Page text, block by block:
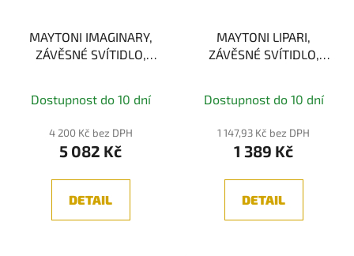
MAYTONI IMAGINARY,
ZÁVĚSNÉ SVÍTIDLO,
Dostupnost do 10 dní
4 200 Kč bez DPH
5 082 Kč
DETAIL
MAYTONI LIPARI,
ZÁVĚSNÉ SVÍTIDLO,
Dostupnost do 10 dní
1 147,93 Kč bez DPH
1 389 Kč
DETAIL